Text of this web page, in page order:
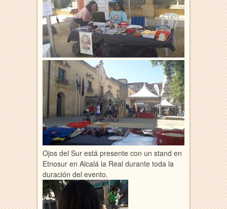
Ojos del Sur está presente con un stand en
Etnosur en Alcalá la Real durante toda la
duración del evento.